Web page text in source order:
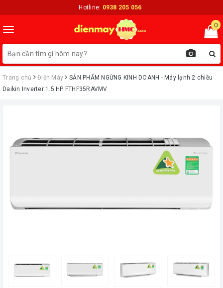
Hotline: 0938 205 056
Toggle
navigation
0
Trang chủ Điện Máy
ㅤSẢN PHẨM NGỪNG KINH DOANH - Máy lạnh 2 chiều
Daikin Inverter 1.5 HP FTHF35RAVMV